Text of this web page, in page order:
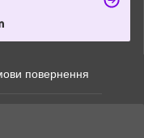
повернення